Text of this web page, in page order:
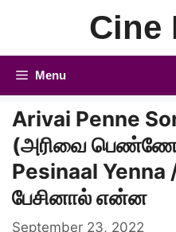
Cine
Menu
Arivai Penne
(அரிவை
Pesinaal
பேசினால் என்ன
September 23, 2022